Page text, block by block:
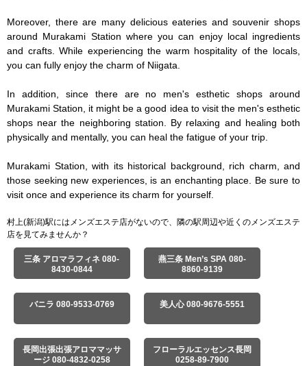
Moreover, there are many delicious eateries and souvenir shops
around Murakami Station where you can enjoy local ingredients
and crafts. While experiencing the warm hospitality of the locals,
you can fully enjoy the charm of Niigata.
In addition, since there are no men's esthetic shops around
Murakami Station, it might be a good idea to visit the men's esthetic
shops near the neighboring station. By relaxing and healing both
physically and mentally, you can heal the fatigue of your trip.
Murakami Station, with its historical background, rich charm, and
those seeking new experiences, is an enchanting place. Be sure to
visit once and experience its charm for yourself.
村上(新潟)駅にはメンズエステ店がないので、隣の駅周辺や近くのメンズエステ
店を見てみませんか？
三条 アロマラフィネ 080-
8430-0844
燕三条 Men’s SPA 080-
8860-9139
バニラ 080-9533-0769 美人心 080-9676-5551
長岡出張出張アロママッサ
ージ 080-4832-0258
フローラルエッセンス長岡
0258-89-7900